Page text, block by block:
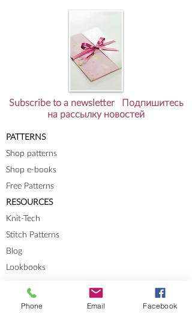
Subscribe to a newsletter Подпишитесь
на рассылку новостей
PATTERNS
Shop patterns
Shop e-books
Free Patterns
RESOURCES
Knit-Tech
Stitch Patterns
Blog
Lookbooks
Phone Email Facebook